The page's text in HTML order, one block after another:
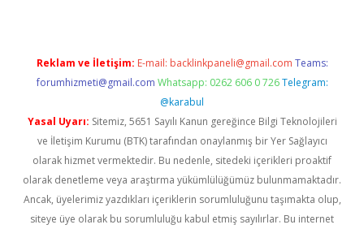
Reklam ve İletişim: E-mail: backlinkpaneli@gmail.com Teams:
forumhizmeti@gmail.com Whatsapp: 0262 606 0 726 Telegram:
@karabul
Yasal Uyarı: Sitemiz, 5651 Sayılı Kanun gereğince Bilgi Teknolojileri
ve İletişim Kurumu (BTK) tarafından onaylanmış bir Yer Sağlayıcı
olarak hizmet vermektedir. Bu nedenle, sitedeki içerikleri proaktif
olarak denetleme veya araştırma yükümlülüğümüz bulunmamaktadır.
Ancak, üyelerimiz yazdıkları içeriklerin sorumluluğunu taşımakta olup,
siteye üye olarak bu sorumluluğu kabul etmiş sayılırlar. Bu internet